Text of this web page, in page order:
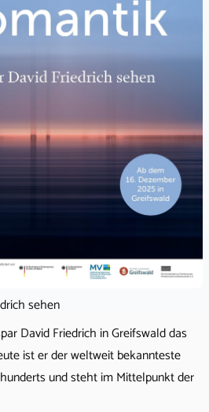
sehen
David Friedrich in Greifswald das
ist er der weltweit bekannteste
und steht im Mittelpunkt der